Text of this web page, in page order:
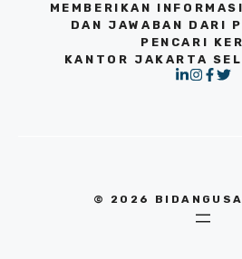
MEMBERIKAN
DAN JAWABAN DARI
PENCARI
KANTOR JAKARTA
© 2026